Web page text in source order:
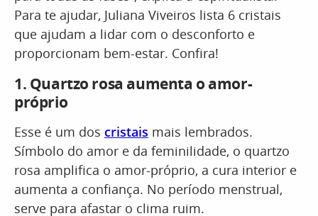
Para te ajudar, Juliana Viveiros lista 6 cristais
que ajudam a lidar com o desconforto e
proporcionam bem-estar. Confira!
1. Quartzo rosa aumenta o amor-
próprio
Esse é um dos cristais mais lembrados.
Símbolo do amor e da feminilidade, o quartzo
rosa amplifica o amor-próprio, a cura interior e
aumenta a confiança. No período menstrual,
serve para afastar o clima ruim.